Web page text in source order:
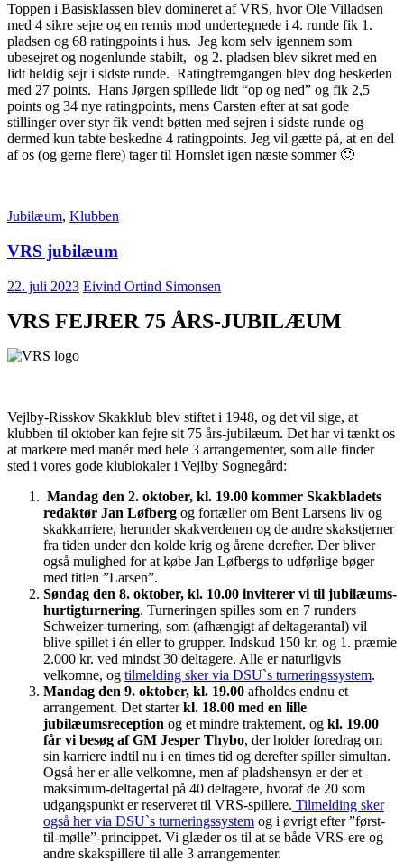
Toppen i Basisklassen blev domineret af VRS, hvor Ole Villadsen
med 4 sikre sejre og en remis mod undertegnede i 4. runde fik 1.
pladsen og 68 ratingpoints i hus. Jeg kom selv igennem som
ubesejret og nogenlunde stabilt, og 2. pladsen blev sikret med en
lidt heldig sejr i sidste runde. Ratingfremgangen blev dog beskeden
med 27 points. Hans Jørgen spillede lidt “op og ned” og fik 2,5
points og 34 nye ratingpoints, mens Carsten efter at sat gode
stillinger over styr fik vendt bøtten med sejren i sidste runde og
dermed kun tabte beskedne 4 ratingpoints. Jeg vil gætte på, at en del
af os (og gerne flere) tager til Hornslet igen næste sommer 🙂
Jubilæum, Klubben
VRS jubilæum
22. juli 2023 Eivind Ortind Simonsen
VRS FEJRER 75 ÅRS-JUBILÆUM
Vejlby-Risskov Skakklub blev stiftet i 1948, og det vil sige, at
klubben til oktober kan fejre sit 75 års-jubilæum. Det har vi tænkt os
at markere med manér med hele 3 arrangementer, som alle finder
sted i vores gode klublokaler i Vejlby Sognegård:
Mandag den 2. oktober, kl. 19.00 kommer Skakbladets
redaktør Jan Løfberg og fortæller om Bent Larsens liv og
skakkarriere, herunder skakverdenen og de andre skakstjerner
fra tiden under den kolde krig og årene derefter. Der bliver
også mulighed for at købe Jan Løfbergs to udførlige bøger
med titlen ”Larsen”.
Søndag den 8. oktober, kl. 10.00 inviterer vi til jubilæums-
hurtigturnering. Turneringen spilles som en 7 runders
Schweizer-turnering, som (afhængigt af deltagerantal) vil
blive spillet i én eller to grupper. Indskud 150 kr. og 1. præmie
2.000 kr. ved mindst 30 deltagere. Alle er naturligvis
velkomne, og tilmelding sker via DSU`s turneringssystem.
Mandag den 9. oktober, kl. 19.00 afholdes endnu et
arrangement. Det starterkl. 18.00 med en lille
jubilæumsreception og et mindre traktement, og kl. 19.00
får vi besøg af GM Jesper Thybo, der holder foredrag om
sin karriere indtil nu i en times tid og derefter spiller simultan.
Også her er alle velkomne, men af pladshensyn er der et
maksimum-deltagertal på 40 deltagere, hvoraf de 20 som
udgangspunkt er reserveret til VRS-spillere. Tilmelding sker
også her via DSU`s turneringssystem og i øvrigt efter ”først-
til-mølle”-princippet. Vi glæder os til at se både VRS-ere og
andre skakspillere til alle 3 arrangementer.